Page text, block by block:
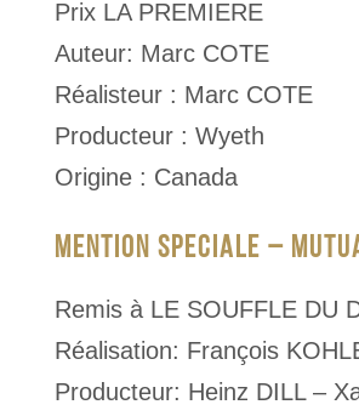
Prix LA PREMIERE
Auteur: Marc COTE
Réalisteur : Marc COTE
Producteur : Wyeth
Origine : Canada
MENTION SPECIALE –
Remis à LE SOUFFLE DU
Réalisation: François
Producteur: Heinz DILL –